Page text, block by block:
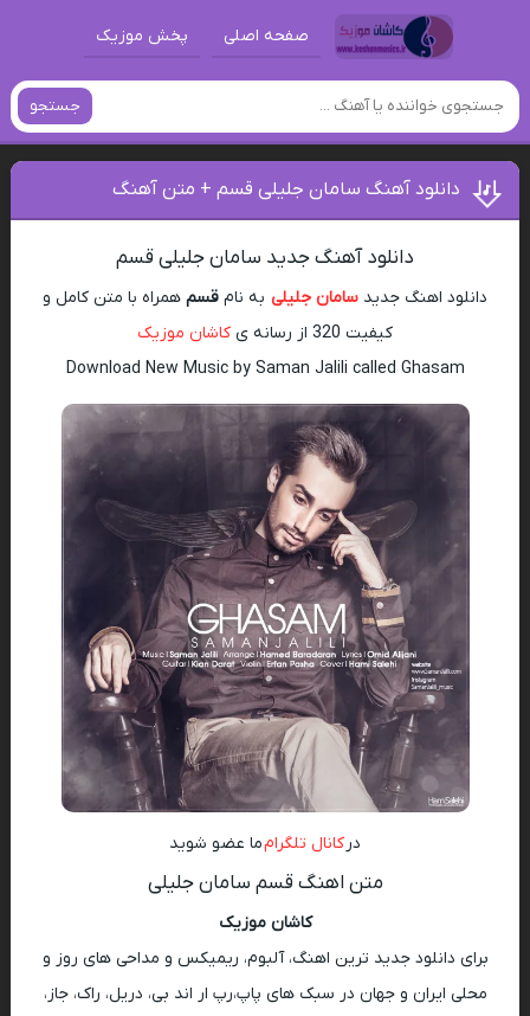
صفحه اصلی پخش موزیک
جستجو
دانلود آهنگ سامان جلیلی قسم + متن آهنگ
دانلود آهنگ جدید سامان جلیلی قسم
دانلود اهنگ جدید سامان جلیلی به نام قسم همراه با متن کامل و
کیفیت 320 از رسانه ی
کاشان موزیک
Download New Music by Saman Jalili called Ghasam
در کانال تلگرامما عضو شوید
متن اهنگ قسم سامان جلیلی
کاشان موزیک
برای دانلود جدید ترین اهنگ، آلبوم، ریمیکس و مداحی های روز و
محلی ایران و جهان در سبک های پاپ،رپ ار اند بی، دریل، راک، جاز،